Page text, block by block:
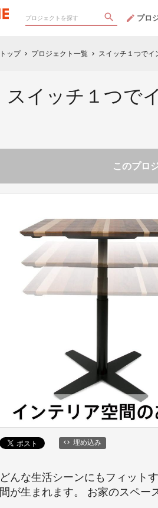
プロ
トップ chevron_right プロジェクト一覧 chevron_right スイッチ１つでイ
スイッチ１つで
このプロ
埋め込み
どんな生活シーンにもフィット
間が生まれます。 お家のスペー